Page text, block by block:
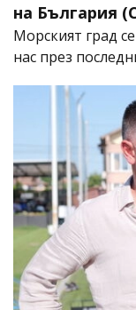
на България
Морският град
нас през